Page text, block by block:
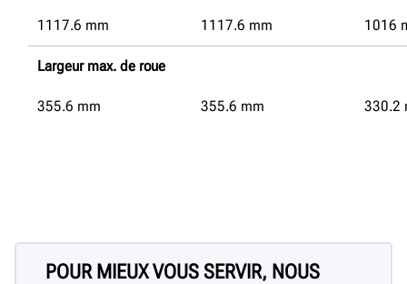
1117.6 mm 1117.6 mm 1016
Largeur max. de roue
355.6 mm 355.6 mm 330.2
POUR MIEUX VOUS SERVIR, NOUS